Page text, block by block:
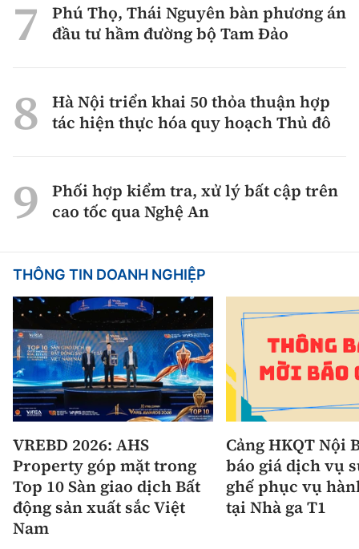
Phú Thọ, Thái Nguyên bàn phương án
đầu tư hầm đường bộ Tam Đảo
Hà Nội triển khai 50 thỏa thuận hợp
tác hiện thực hóa quy hoạch Thủ đô
Phối hợp kiểm tra, xử lý bất cập trên
cao tốc qua Nghệ An
THÔNG TIN DOANH NGHIỆP
VREBD 2026: AHS
Property góp mặt trong
Top 10 Sàn giao dịch Bất
động sản xuất sắc Việt
Nam
Cảng HKQT Nội
báo giá dịch vụ
ghế phục vụ
tại Nhà ga T1